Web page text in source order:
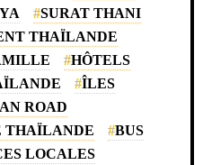
SURAT THANI
THAÏLANDE
HÔTELS
ÎLES
ROAD
THAÏLANDE
BUS
LOCALES